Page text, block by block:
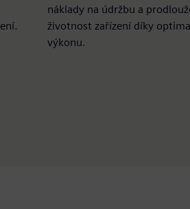
náklady na údržbu a
životnost zařízení díky
výkonu.